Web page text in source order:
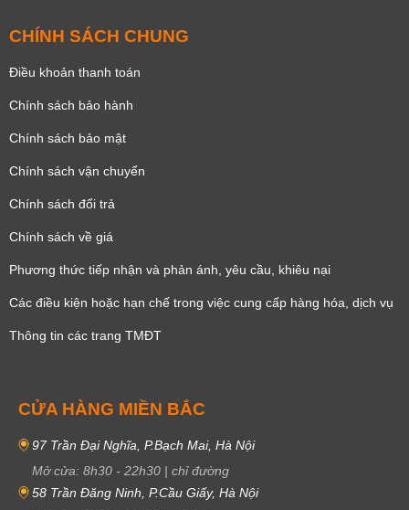
CHÍNH SÁCH CHUNG
Điều khoản thanh toán
Chính sách bảo hành
Chính sách bảo mật
Chính sách vận chuyển
Chính sách đổi trả
Chính sách về giá
Phương thức tiếp nhận và phản ánh, yêu cầu, khiêu nại
Các điều kiện hoặc hạn chế trong việc cung cấp hàng hóa, dịch vụ
Thông tin các trang TMĐT
CỬA HÀNG MIỀN BẮC
97 Trần Đại Nghĩa, P.Bạch Mai, Hà Nội
Mở cửa: 8h30 - 22h30 | chỉ đường
58 Trần Đăng Ninh, P.Cầu Giấy, Hà Nội